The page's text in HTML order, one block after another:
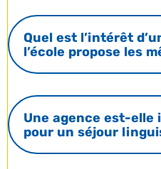
Quel est l’intérêt
l’école propose les
Une agence est-elle
pour un séjour